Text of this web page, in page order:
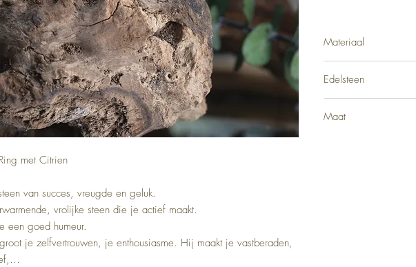
met Citrien
van succes, vreugde en geluk.
vrolijke steen die je actief maakt.
een goed humeur.
je zelfvertrouwen, je enthousiasme. Hij maakt je vastberaden,
Materiaal
Edelsteen
Maat